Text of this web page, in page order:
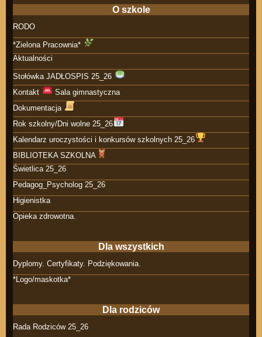
O szkole
RODO
*Zielona Pracownia*
Aktualności
Stołówka JADŁOSPIS 25_26
Kontakt
Sala gimnastyczna
Dokumentacja
Rok szkolny/Dni wolne 25_26
Kalendarz uroczystości i konkursów szkolnych 25_26
BIBLIOTEKA SZKOLNA
Świetlica 25_26
Pedagog_Psycholog 25_26
Higienistka
Opieka zdrowotna.
Dla wszystkich
Dyplomy. Certyfikaty. Podziękowania.
*Logo/maskotka*
Dla rodziców
Rada Rodziców 25_26